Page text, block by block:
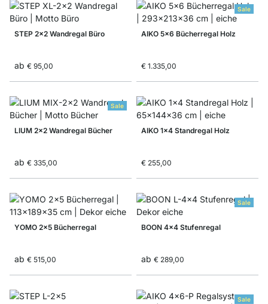
STEP 2x2 Wandregal Büro
ab € 95,00
Sale
AIKO 5x6 Bücherregal Holz
€ 1.335,00
Sale
LIUM 2x2 Wandregal Bücher
ab € 335,00
AIKO 1x4 Standregal Holz
€ 255,00
YOMO 2x5 Bücherregal
ab € 515,00
Sale
BOON 4x4 Stufenregal
ab € 289,00
Sale